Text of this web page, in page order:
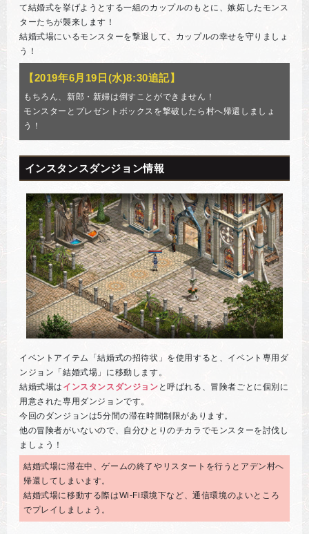
て結婚式を挙げようとする一組のカップルのもとに、嫉妬したモンス
ターたちが襲来します！
結婚式場にいるモンスターを撃退して、カップルの幸せを守りましょ
う！
【2019年6月19日(水)8:30追記】
もちろん、新郎・新婦は倒すことができません！
モンスターとプレゼントボックスを撃破したら村へ帰還しましょ
う！
インスタンスダンジョン情報
イベントアイテム「結婚式の招待状」を使用すると、イベント専用ダ
ンジョン「結婚式場」に移動します。
結婚式場は インスタンスダンジョン と呼ばれる、冒険者ごとに個別に
用意された専用ダンジョンです。
今回のダンジョンは5分間の滞在時間制限があります。
他の冒険者がいないので、自分ひとりのチカラでモンスターを討伐し
ましょう！
結婚式場に滞在中、ゲームの終了やリスタートを行うとアデン村へ
帰還してしまいます。
結婚式場に移動する際はWi-Fi環境下など、通信環境のよいところ
でプレイしましょう。